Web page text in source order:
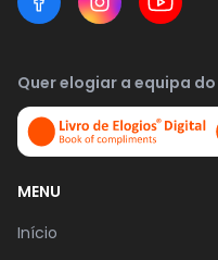
Quer elogiar a equipa do
MENU
Início